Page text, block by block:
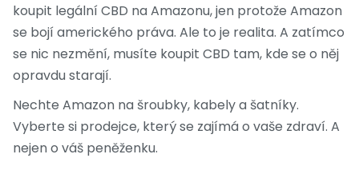
koupit legální CBD na Amazonu, jen protože Amazon
se bojí amerického práva. Ale to je realita. A zatímco
se nic nezmění, musíte koupit CBD tam, kde se o něj
opravdu starají.
Nechte Amazon na šroubky, kabely a šatníky.
Vyberte si prodejce, který se zajímá o vaše zdraví. A
nejen o váš peněženku.